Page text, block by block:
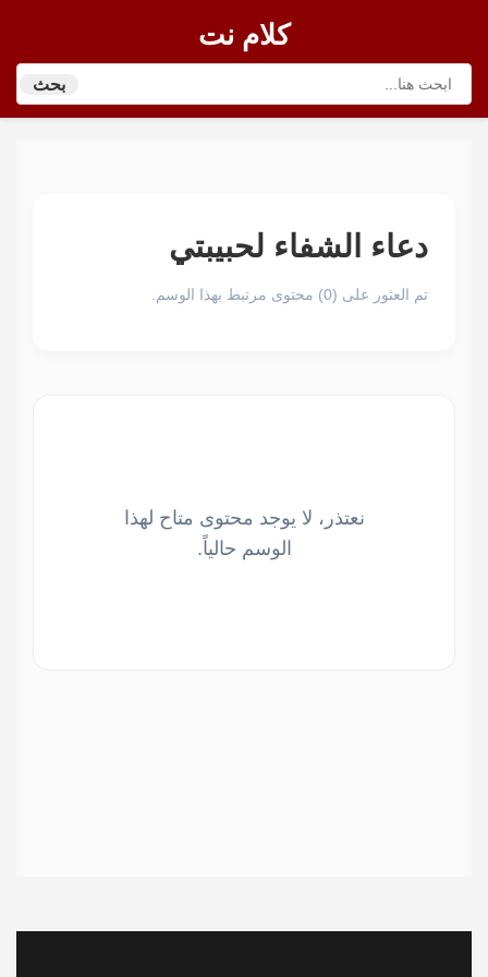
كلام نت
بحث
دعاء الشفاء لحبيبتي
تم العثور على (0) محتوى مرتبط بهذا الوسم.
نعتذر، لا يوجد محتوى متاح لهذا
الوسم حالياً.